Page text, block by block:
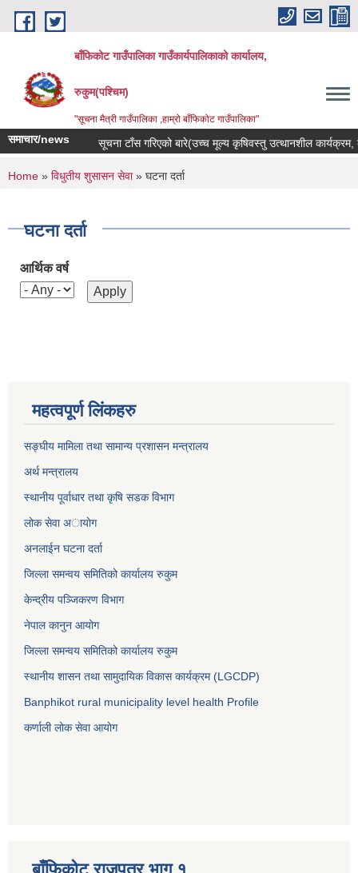
Skip to main content
बाँफिकोट गाउँपालिका गाउँकार्यपालिकाको कार्यालय,
रुकुम(पश्चिम)
"सूचना मैत्री गाउँपालिका ,हाम्रो बाँफिकोट गाउँपालिका"
समाचार/news सूचना टाँस गरिएको बारे(उच्च मूल्य कृषिवस्तु उत्थानशील कार्यक्रम,
You are here
Home » विधुतीय शुसासन सेवा» घटना दर्ता
घटना दर्ता
आर्थिक वर्ष
महत्वपूर्ण लिंकहरु
सङ्घीय मामिला तथा सामान्य प्रशासन मन्त्रालय
अर्थ मन्त्रालय
स्थानीय पूर्वाधार तथा कृषि सडक विभाग
लोक सेवा अायाेग
अनलाईन घटना दर्ता
जिल्ला समन्वय समितिको कार्यालय रुकुम
केन्द्रीय पञ्जिकरण विभाग
नेपाल कानुन आयोग
जिल्ला समन्वय समितिको कार्यालय रुकुम
स्थानीय शासन तथा सामुदायिक विकास कार्यक्रम (LGCDP)
Banphikot rural municipality level health Profile
कर्णाली लोक सेवा आयाेग